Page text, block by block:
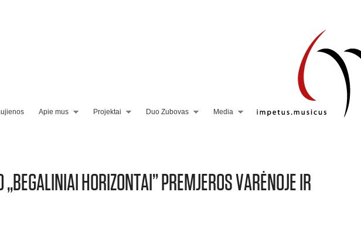
Apie mus Projektai Duo Zubovas Media
„BEGALINIAI HORIZONTAI” PREMJEROS VARĖNOJE IR